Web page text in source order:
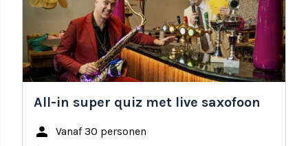
All-in super quiz met live saxofoon
person Vanaf 30 personen